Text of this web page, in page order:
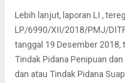
Lebih lanjut, laporan LI ,
LP/6990/XII/2018/PMJ/
tanggal 19 Desember 2018,
Tindak Pidana Penipuan
dan atau Tindak Pidana